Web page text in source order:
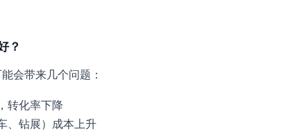
？
会带来几个问题：
转化率下降
、钻展）成本上升